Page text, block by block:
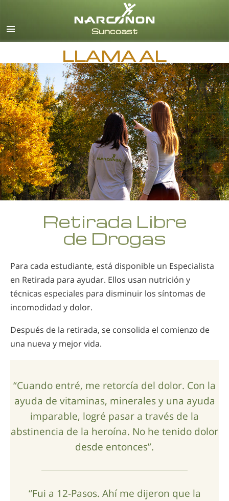
LLAMA AL
Retirada Libre
de Drogas
Para cada estudiante, está disponible un Especialista
en Retirada para ayudar. Ellos usan nutrición y
técnicas especiales para disminuir los síntomas de
incomodidad y dolor.
Después de la retirada, se consolida el comienzo de
una nueva y mejor vida.
“Cuando entré, me retorcía del dolor. Con la
ayuda de vitaminas, minerales y una ayuda
imparable, logré pasar a través de la
abstinencia de la heroína. No he tenido dolor
desde entonces”.
“Fui a 12-Pasos. Ahí me dijeron que la